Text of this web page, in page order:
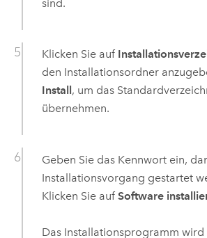
sind.
Klicken Sie auf
den Installationsordner
Install , um das
übernehmen.
Geben Sie das Kennwort ein,
Installationsvorgang gestartet
Klicken Sie auf Software
Das Installationsprogramm wird